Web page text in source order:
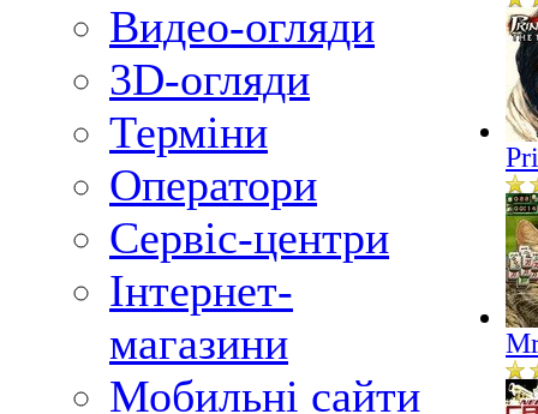
Видео-огляди
3D-огляди
Терміни
Оператори
Сервіс-центри
Інтернет-
магазини
Мобильні сайти